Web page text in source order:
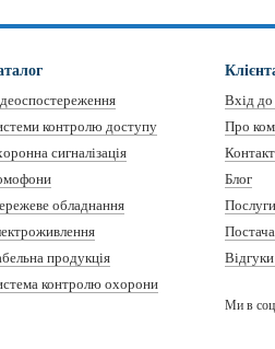
контролю доступу
сигналізація
обладнання
продукція
контролю охорони
Вхід до
Про
Блог
Ми в